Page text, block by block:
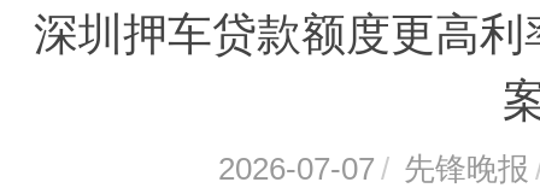
深圳押车贷款额度更高
2026-07-07 / 先锋晚报